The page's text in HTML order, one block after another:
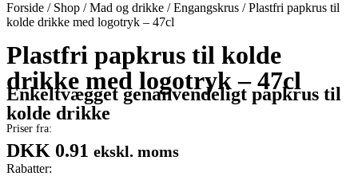
Forside / Shop /Mad og drikke /Engangskrus /Plastfri papkrus til
kolde drikke med logotryk – 47cl
Plastfri papkrus til kolde
drikke med logotryk – 47cl
Enkeltvægget genanvendeligt papkrus til
kolde drikke
Priser fra:
DKK 0.91 ekskl. moms
Rabatter: